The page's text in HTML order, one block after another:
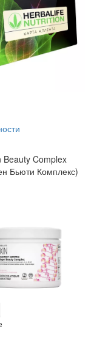
Beauty Complex
Бьюти Комплекс)